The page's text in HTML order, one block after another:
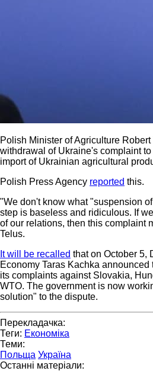
Polish Minister of Agriculture
withdrawal of Ukraine's complaint
import of Ukrainian agricultural
Polish Press Agency reported this.
"We don't know what "suspension
step is baseless and ridiculous. If
of our relations, then this complaint
Telus.
It will be recalled that on October 5,
Economy Taras Kachka
its complaints against Slovakia,
WTO. The government is now
solution" to the dispute.
Перекладачка:
Теги: Економіка
Теми:
Польща Україна
Останні матеріали: